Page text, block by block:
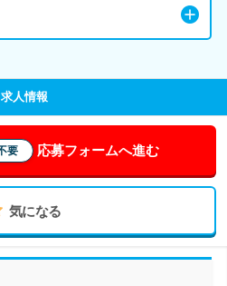
求人情報
要 応募フォームへ進む
気になる